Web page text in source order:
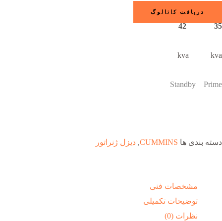
دریافت کاتالوگ
35 42
kva kva
Standby Prime
دسته بندی ها CUMMINS
, دیزل ژنراتور
مشخصات فنی
توضیحات تکمیلی
نظرات (0)